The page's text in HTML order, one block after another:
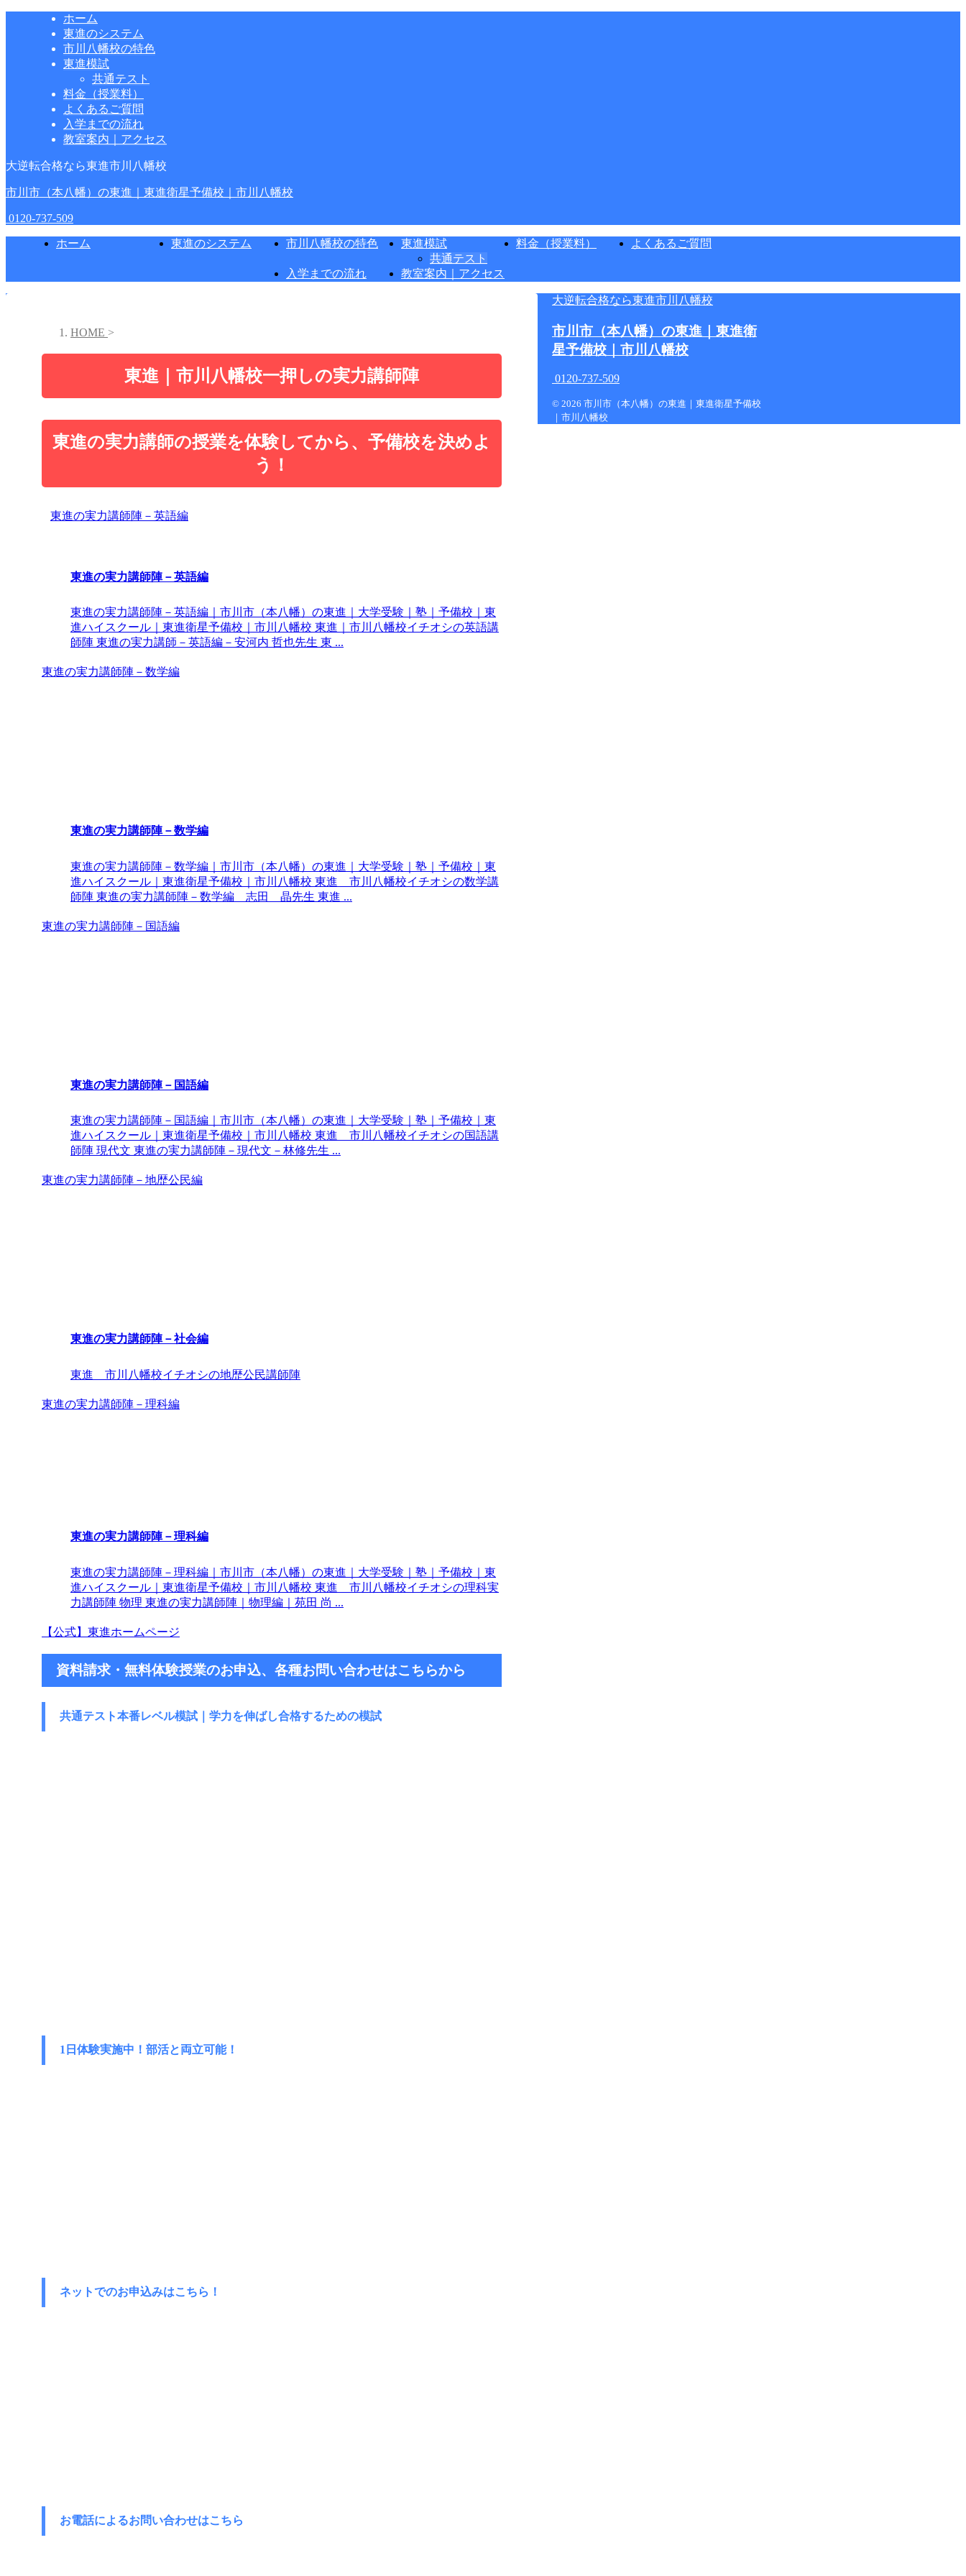
ホーム
東進のシステム
市川八幡校の特色
東進模試
共通テスト
料金（授業料）
よくあるご質問
入学までの流れ
教室案内｜アクセス
大逆転合格なら東進市川八幡校
市川市（本八幡）の東進｜東進衛星予備校｜市川八幡校
0120-737-509
ホーム 東進のシステム 市川八幡校の特色
東進模試
共通テスト
料金（授業料） よくあるご質問
入学までの流れ 教室案内｜アクセス
HOME >
東進｜市川八幡校一押しの実力講師陣
東進の実力講師の授業を体験してから、予備校を決めよ
う！
東進の実力講師陣－英語編
東進の実力講師陣－英語編
東進の実力講師陣－英語編｜市川市（本八幡）の東進｜大学受験｜塾｜予備校｜東
進ハイスクール｜東進衛星予備校｜市川八幡校 東進｜市川八幡校イチオシの英語講
師陣 東進の実力講師－英語編－安河内 哲也先生 東 ...
東進の実力講師陣－数学編
東進の実力講師陣－数学編
東進の実力講師陣－数学編｜市川市（本八幡）の東進｜大学受験｜塾｜予備校｜東
進ハイスクール｜東進衛星予備校｜市川八幡校 東進 市川八幡校イチオシの数学講
師陣 東進の実力講師陣－数学編 志田 晶先生 東進 ...
東進の実力講師陣－国語編
東進の実力講師陣－国語編
東進の実力講師陣－国語編｜市川市（本八幡）の東進｜大学受験｜塾｜予備校｜東
進ハイスクール｜東進衛星予備校｜市川八幡校 東進 市川八幡校イチオシの国語講
師陣 現代文 東進の実力講師陣－現代文－林修先生 ...
東進の実力講師陣－地歴公民編
東進の実力講師陣－社会編
東進 市川八幡校イチオシの地歴公民講師陣
東進の実力講師陣－理科編
東進の実力講師陣－理科編
東進の実力講師陣－理科編｜市川市（本八幡）の東進｜大学受験｜塾｜予備校｜東
進ハイスクール｜東進衛星予備校｜市川八幡校 東進 市川八幡校イチオシの理科実
力講師陣 物理 東進の実力講師陣｜物理編｜苑田 尚 ...
【公式】東進ホームページ
資料請求・無料体験授業のお申込、各種お問い合わせはこちらから
共通テスト本番レベル模試｜学力を伸ばし合格するための模試
1日体験実施中！部活と両立可能！
ネットでのお申込みはこちら！
お電話によるお問い合わせはこちら
大逆転合格なら東進市川八幡校
市川市（本八幡）の東進｜東進衛
星予備校｜市川八幡校
0120-737-509
© 2026 市川市（本八幡）の東進｜東進衛星予備校
｜市川八幡校